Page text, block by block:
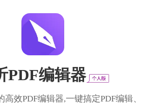
PDF编辑器
效PDF编辑器,一键搞定PDF编辑、